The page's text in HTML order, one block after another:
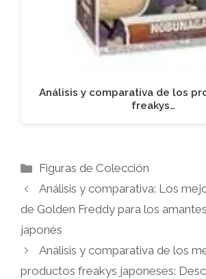
Análisis y comparativa de los
freakys…
Categorías
Figuras de Colección
Análisis y comparativa: Los
de Golden Freddy para los
japonés
Análisis y comparativa de los
productos freakys japoneses: